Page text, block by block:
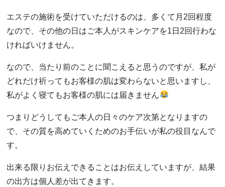
エステの施術を受けていただけるのは、多くて月2回程度
なので、その他の日はご本人がスキンケアを1日2回行わな
ければいけません。
なので、当たり前のことに聞こえると思うのですが、私が
どれだけ祈ってもお客様の肌は変わらないと思いますし、
私がよく寝てもお客様の肌には届きません
つまりどうしてもご本人の日々のケア次第となりますの
で、その質を高めていくためのお手伝いが私の役目なんで
す。
出来る限りお伝えできることはお伝えしていますが、結果
の出方は個人差が出てきます。